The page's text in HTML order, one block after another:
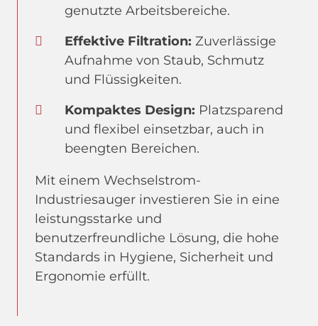
genutzte Arbeitsbereiche.
Effektive Filtration: Zuverlässige
Aufnahme von Staub, Schmutz
und Flüssigkeiten.
Kompaktes Design: Platzsparend
und flexibel einsetzbar, auch in
beengten Bereichen.
Mit einem Wechselstrom-
Industriesauger investieren Sie in eine
leistungsstarke und
benutzerfreundliche Lösung, die hohe
Standards in Hygiene, Sicherheit und
Ergonomie erfüllt.